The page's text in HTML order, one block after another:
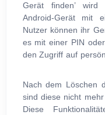
Gerät finden’ wird
Android-Gerät mit
Nutzer können ihr
es mit einer PIN
den Zugriff auf
Nach dem Löschen
sind diese nicht mehr
Diese